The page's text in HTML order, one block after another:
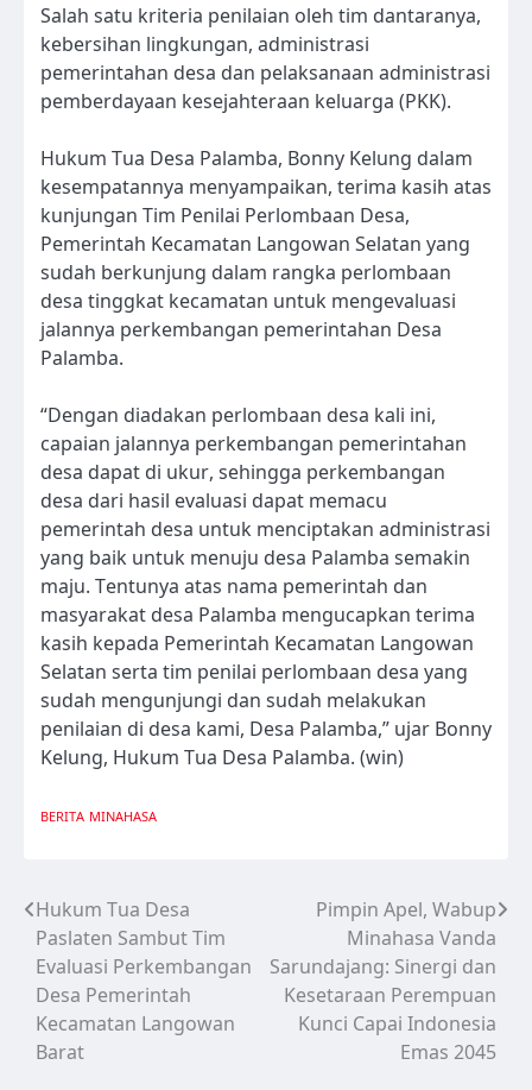
Salah satu kriteria penilaian oleh tim dantaranya,
kebersihan lingkungan, administrasi
pemerintahan desa dan pelaksanaan administrasi
pemberdayaan kesejahteraan keluarga (PKK).
Hukum Tua Desa Palamba, Bonny Kelung dalam
kesempatannya menyampaikan, terima kasih atas
kunjungan Tim Penilai Perlombaan Desa,
Pemerintah Kecamatan Langowan Selatan yang
sudah berkunjung dalam rangka perlombaan
desa tinggkat kecamatan untuk mengevaluasi
jalannya perkembangan pemerintahan Desa
Palamba.
“Dengan diadakan perlombaan desa kali ini,
capaian jalannya perkembangan pemerintahan
desa dapat di ukur, sehingga perkembangan
desa dari hasil evaluasi dapat memacu
pemerintah desa untuk menciptakan administrasi
yang baik untuk menuju desa Palamba semakin
maju. Tentunya atas nama pemerintah dan
masyarakat desa Palamba mengucapkan terima
kasih kepada Pemerintah Kecamatan Langowan
Selatan serta tim penilai perlombaan desa yang
sudah mengunjungi dan sudah melakukan
penilaian di desa kami, Desa Palamba,” ujar Bonny
Kelung, Hukum Tua Desa Palamba. (win)
BERITA MINAHASA
Navigasi
pos
Hukum Tua Desa
Paslaten Sambut Tim
Evaluasi Perkembangan
Desa Pemerintah
Kecamatan Langowan
Barat
Pimpin Apel, Wabup
Minahasa Vanda
Sarundajang: Sinergi dan
Kesetaraan Perempuan
Kunci Capai Indonesia
Emas 2045